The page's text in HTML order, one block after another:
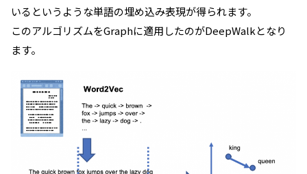
いるというような単語の埋め込み表現が得られます。
このアルゴリズムをGraphに適用したのがDeepWalkとなり
ます。